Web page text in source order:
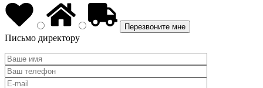
Письмо директору